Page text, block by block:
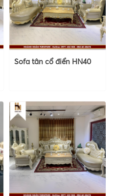
Sofa tân cổ điển HN40